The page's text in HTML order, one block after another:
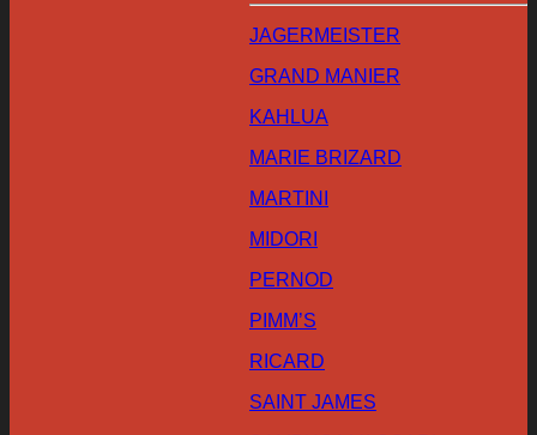
JAGERMEISTER
GRAND MANIER
KAHLUA
MARIE BRIZARD
MARTINI
MIDORI
PERNOD
PIMM’S
RICARD
SAINT JAMES